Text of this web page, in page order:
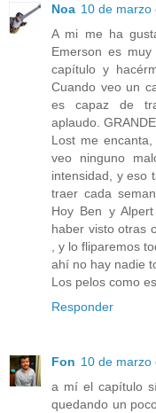
Noa 10 de marzo
A mi me ha
Emerson es
capítulo y
Cuando veo un
es capaz de
aplaudo.
Lost me
veo ninguno
intensidad, y eso
traer cada
Hoy Ben y
haber visto otras
, y lo fliparemos
ahí no hay nadie
Los pelos como
Responder
Fon 10 de marzo
a mí el capítulo
quedando un